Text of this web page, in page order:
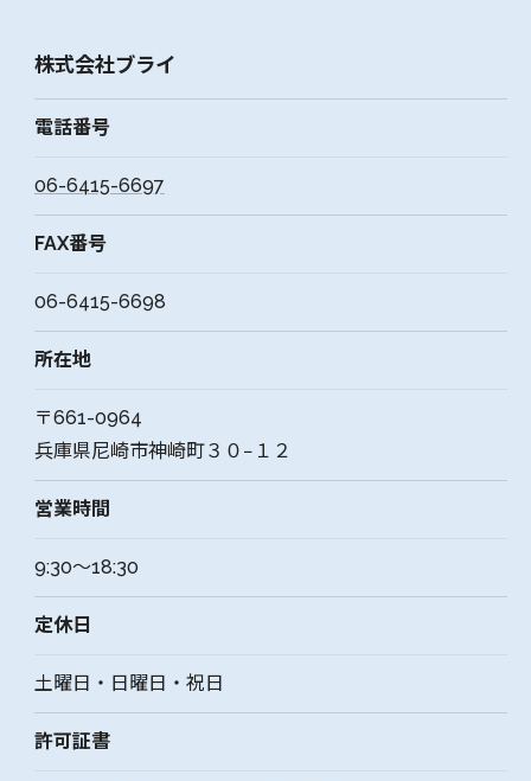
株式会社ブライ
電話番号
06-6415-6697
FAX番号
06-6415-6698
所在地
〒661-0964
兵庫県尼崎市神崎町３０−１２
営業時間
9:30～18:30
定休日
土曜日・日曜日・祝日
許可証書
お問い合わせはこちら